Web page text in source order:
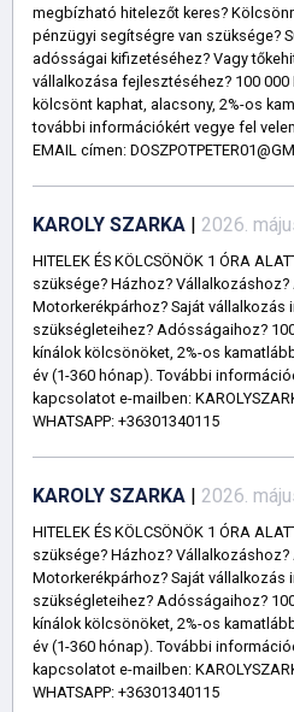
megbízható hitelezőt keres?
pénzügyi segítségre van szüksége?
adósságai kifizetéséhez? Vagy
vállalkozása fejlesztéséhez? 100
kölcsönt kaphat, alacsony, 2%-os
további információkért vegye fel
EMAIL címen:
KAROLY SZARKA | 2026.
HITELEK ÉS KÖLCSÖNÖK 1 ÓRA
szüksége? Házhoz?
Motorkerékpárhoz? Saját vállalkozás
szükségleteihez? Adósságaihoz?
kínálok kölcsönöket, 2%-os
év (1-360 hónap). További
kapcsolatot e-mailben:
WHATSAPP: +36301340115
KAROLY SZARKA | 2026.
HITELEK ÉS KÖLCSÖNÖK 1 ÓRA
szüksége? Házhoz?
Motorkerékpárhoz? Saját vállalkozás
szükségleteihez? Adósságaihoz?
kínálok kölcsönöket, 2%-os
év (1-360 hónap). További
kapcsolatot e-mailben:
WHATSAPP: +36301340115